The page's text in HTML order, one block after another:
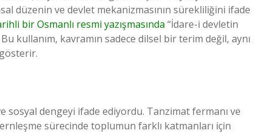
düzenin ve devlet mekanizmasının sürekliliğini ifade
bir Osmanlı resmi yazışmasında “İdare-i devletin
kullanım, kavramın sadece dilsel bir terim değil, aynı
sosyal dengeyi ifade ediyordu. Tanzimat fermanı ve
sürecinde toplumun farklı katmanları için